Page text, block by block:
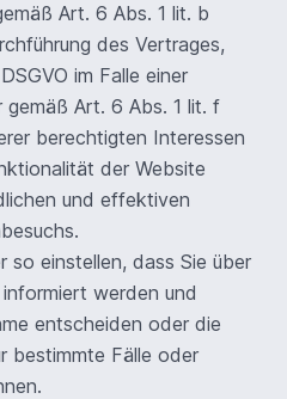
Art. 6 Abs. 1 lit. b
des Vertrages,
im Falle einer
gemäß Art. 6 Abs. 1 lit. f
berechtigten Interessen
der Website
und effektiven
so einstellen, dass Sie über
werden und
entscheiden oder die
bestimmte Fälle oder